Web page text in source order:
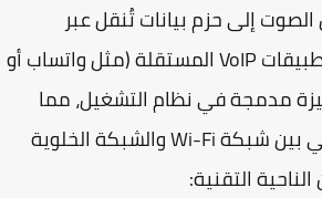
إلى حزم بيانات تُنقل عبر
الإنترنت. على عكس تطبيقات VoIP المستقلة (مثل واتساب أو
مدمجة في نظام التشغيل، مما
يسمح بالتبديل التلقائي بين شبكة Wi-Fi والشبكة الخلوية
التقنية: